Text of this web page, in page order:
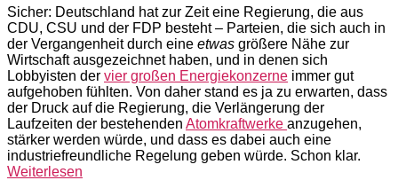
Sicher: Deutschland hat zur Zeit eine Regierung, die aus
CDU, CSU und der FDP besteht – Parteien, die sich auch in
der Vergangenheit durch eine etwas größere Nähe zur
Wirtschaft ausgezeichnet haben, und in denen sich
Lobbyisten der vier großen Energiekonzerne immer gut
aufgehoben fühlten. Von daher stand es ja zu erwarten, dass
der Druck auf die Regierung, die Verlängerung der
Laufzeiten der bestehenden Atomkraftwerke anzugehen,
stärker werden würde, und dass es dabei auch eine
industriefreundliche Regelung geben würde. Schon klar.
Weiterlesen